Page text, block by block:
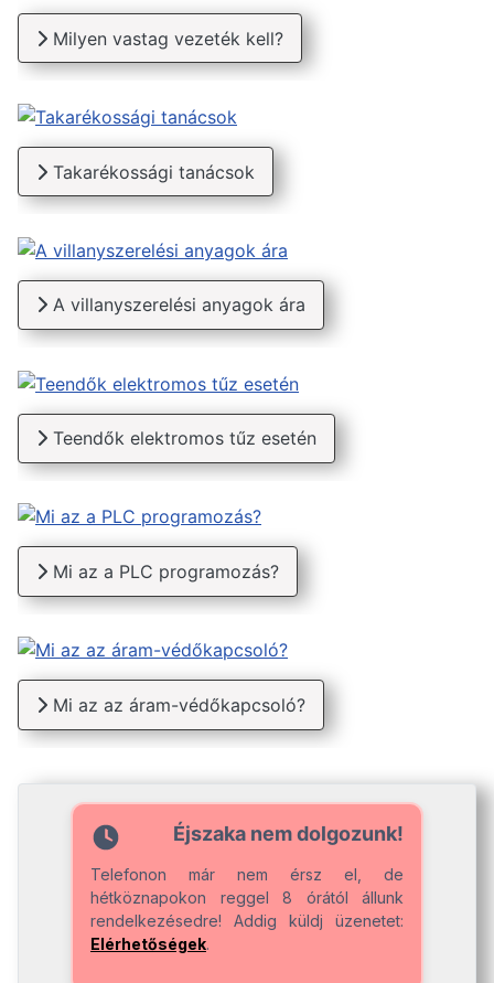
Milyen vastag vezeték kell?
Takarékossági tanácsok
A villanyszerelési anyagok ára
Teendők elektromos tűz esetén
Mi az a PLC programozás?
Mi az az áram-védőkapcsoló?
Éjszaka nem dolgozunk!
Telefonon már nem érsz el, de
hétköznapokon reggel 8 órától állunk
rendelkezésedre! Addig küldj üzenetet:
Elérhetőségek.